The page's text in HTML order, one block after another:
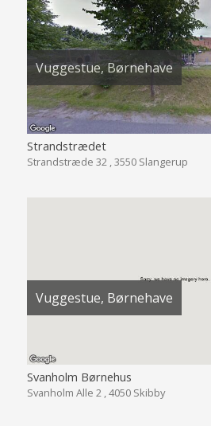
Vuggestue, Børnehave
Strandstrædet
Strandstræde 32 , 3550 Slangerup
Vuggestue, Børnehave
Svanholm Børnehus
Svanholm Alle 2 , 4050 Skibby